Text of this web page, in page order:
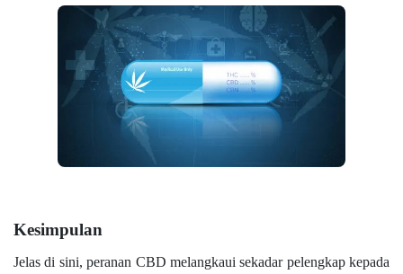
Kesimpulan
Jelas di sini, peranan CBD melangkaui sekadar pelengkap kepada